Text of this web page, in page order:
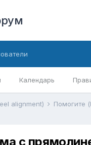
Календарь
alignment) Помогите
с